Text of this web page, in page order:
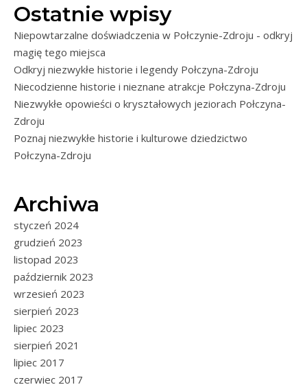
Ostatnie wpisy
Niepowtarzalne doświadczenia w Połczynie-Zdroju - odkryj
magię tego miejsca
Odkryj niezwykłe historie i legendy Połczyna-Zdroju
Niecodzienne historie i nieznane atrakcje Połczyna-Zdroju
Niezwykłe opowieści o kryształowych jeziorach Połczyna-
Zdroju
Poznaj niezwykłe historie i kulturowe dziedzictwo
Połczyna-Zdroju
Archiwa
styczeń 2024
grudzień 2023
listopad 2023
październik 2023
wrzesień 2023
sierpień 2023
lipiec 2023
sierpień 2021
lipiec 2017
czerwiec 2017